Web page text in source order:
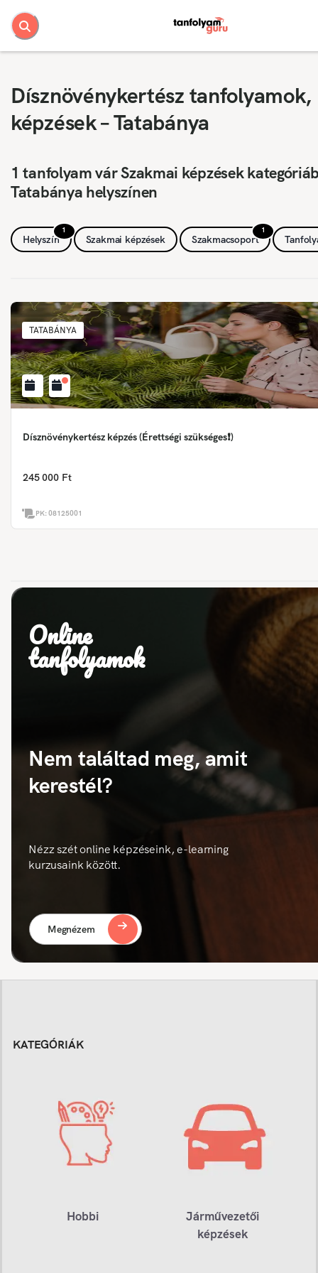
Dísznövénykertész tanfolyamok,
képzések – Tatabánya
1 tanfolyam vár Szakmai képzések
Tatabánya helyszínen
1
Helyszín Szakmai képzések
1
Szakmacsoport
TATABÁNYA
Dísznövénykertész képzés (Érettségi szükséges❗)
245 000 Ft
PK:08125001
Online
tanfolyamok
Nem találtad meg, amit
kerestél?
Nézz szét online képzéseink, e-learning
kurzusaink között.
Megnézem
KATEGÓRIÁK
Hobbi
Járművezetői
képzések